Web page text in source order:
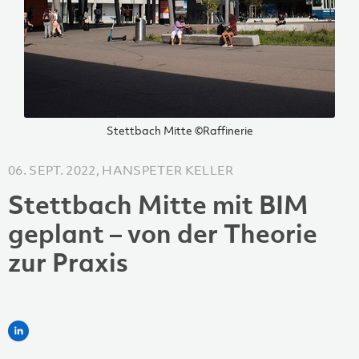
Stettbach Mitte ©Raffinerie
06. SEPT. 2022, HANSPETER KELLER
Stettbach Mitte mit BIM
geplant – von der Theorie
zur Praxis